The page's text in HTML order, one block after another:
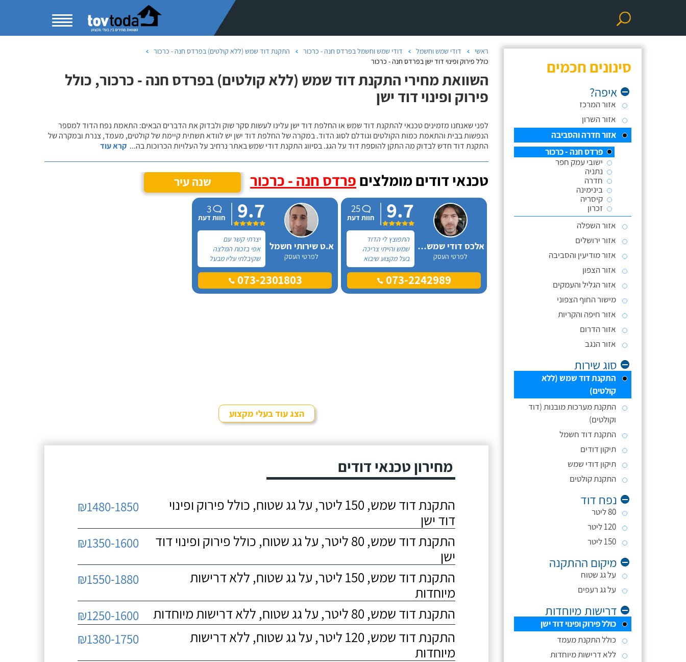
סינונים חכמים
איפה?
אזור המרכז
אזור השרון
אזור חדרה והסביבה
פרדס חנה - כרכור
ישובי עמק חפר
נתניה
חדרה
בינימינה
קיסריה
זכרון
אזור השפלה
אזור ירושלים
אזור מודיעין והסביבה
אזור הצפון
אזור הגליל והעמקים
מישור החוף הצפוני
אזור חיפה והקריות
אזור הדרום
אזור הנגב
סוג שירות
התקנת דוד שמש (ללא
קולטים)
התקנת מערכות מובנות (דוד
וקולטים)
התקנת דוד חשמל
תיקון דודים
תיקון דודי שמש
התקנת קולטים
נפח דוד
80 ליטר
120 ליטר
150 ליטר
מיקום ההתקנה
על גג שטוח
על גג רעפים
דרישות מיוחדות
כולל פירוק ופינוי דוד ישן
כולל התקנת מעמד
ללא דרישות מיוחדות
ראשי דודי שמש וחשמל דודי שמש וחשמל בפרדס חנה - כרכור
התקנת דוד שמש (ללא קולטים) בפרדס חנה - כרכור
כולל פירוק ופינוי דוד ישן בפרדס חנה - כרכור
השוואת מחירי התקנת דוד שמש (ללא קולטים) בפרדס חנה - כרכור, כולל
פירוק ופינוי דוד ישן
לפני שאנחנו מזמינים טכנאי להתקנת דוד שמש או החלפת דוד ישן עלינו לעשות סקר שוק ולבדוק את הדברים הבאים: התאמת נפח הדוד למספר
הנפשות בבית והתאמת כמות הקולטים וגודלם לסוג הדוד. במקרה של החלפת דוד ישן יש לוודא תשתית קיימת של קולטים, מעמד, צנרת ובמקרה של
התקנת דוד חדש לבדוק מה התקן להוספת דוד על הגג. בסיווג התקנת דודי שמש באתר נרחיב על העלויות הכרוכות בה... קרא עוד
טכנאי דודים מומלצים פרדס חנה - כרכור שנה עיר
אלכס דודי שמש וחשמל
לפרטי העסק
9.7
25
חוות דעת
התפוצץ לי הדוד
שמש והייתי צריכה
בעל מקצוע שיבוא
לתקן, כתבתי בגוגל
טכנאי דודים ואז
הגעתי לקבוצה של073-2242989
א.ט שירותי חשמל
לפרטי העסק
9.7
3
חוות דעת
יצרתי קשר עם
אפי בזכות המלצה
שקיבלתי עליו מבעל
מקצוע אחר ובסופו של
דבר, התרשמתי ממנו
לטובה בשיחת הטלפון073-2301803
הצג עוד בעלי מקצוע
מחירון טכנאי דודים
התקנת דוד שמש, 150 ליטר, על גג שטוח, כולל פירוק ופינוי
דוד ישן
₪1480-1850
התקנת דוד שמש, 80 ליטר, על גג שטוח, כולל פירוק ופינוי דוד
ישן
₪1350-1600
התקנת דוד שמש, 150 ליטר, על גג שטוח, ללא דרישות
מיוחדות
₪1550-1880
התקנת דוד שמש, 80 ליטר, על גג שטוח, ללא דרישות מיוחדות ₪1250-1600
התקנת דוד שמש, 120 ליטר, על גג שטוח, ללא דרישות
מיוחדות
₪1380-1750